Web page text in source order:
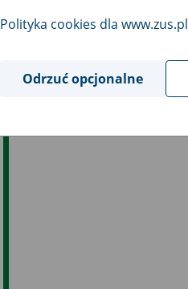
Polityka cookies dla www.zus.pl
Odrzuć opcjonalne